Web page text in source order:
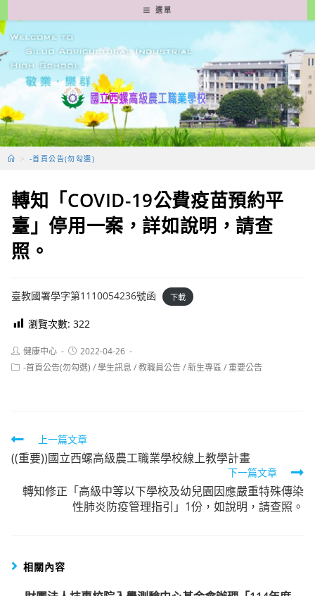
轉
至
要
容
選單
> -首頁公告(勿勾選)
轉知「COVID-19公費疫苗預約平
臺」停用一案，詳如說明，請查
照。
臺教國署學字第1110054236號函 下載
瀏覽次數: 322
Post
author:
健康中心
Post
published:
2022-04-26
Post-首頁公告(勿勾選) /學生訊息 /教職員公告/新生專區/重要公告
Read
more
articles
上一篇文章
((重要))國立西螺高級農工職業學校線上教學計畫
下一篇文章
轉知修正「高級中等以下學校及幼兒園因應嚴重特殊傳染
性肺炎防疫管理指引」1份，如說明，請查照。
相關內容